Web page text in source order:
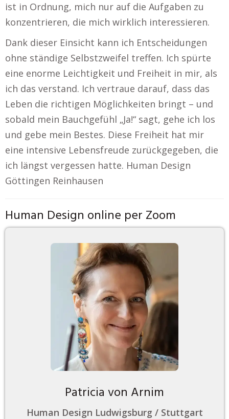
ist in Ordnung, mich nur auf die Aufgaben zu
konzentrieren, die mich wirklich interessieren.
Dank dieser Einsicht kann ich Entscheidungen
ohne ständige Selbstzweifel treffen. Ich spürte
eine enorme Leichtigkeit und Freiheit in mir, als
ich das verstand. Ich vertraue darauf, dass das
Leben die richtigen Möglichkeiten bringt – und
sobald mein Bauchgefühl „Ja!“ sagt, gehe ich los
und gebe mein Bestes. Diese Freiheit hat mir
eine intensive Lebensfreude zurückgegeben, die
ich längst vergessen hatte. Human Design
Göttingen Reinhausen
Human Design online per Zoom
Patricia von Arnim
Human Design Ludwigsburg / Stuttgart